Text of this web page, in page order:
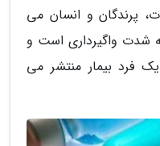
پرندگان و انسان می
به شدت واگیرداری است و
فرد بیمار منتشر می